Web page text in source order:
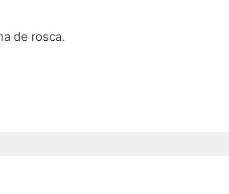
de rosca.